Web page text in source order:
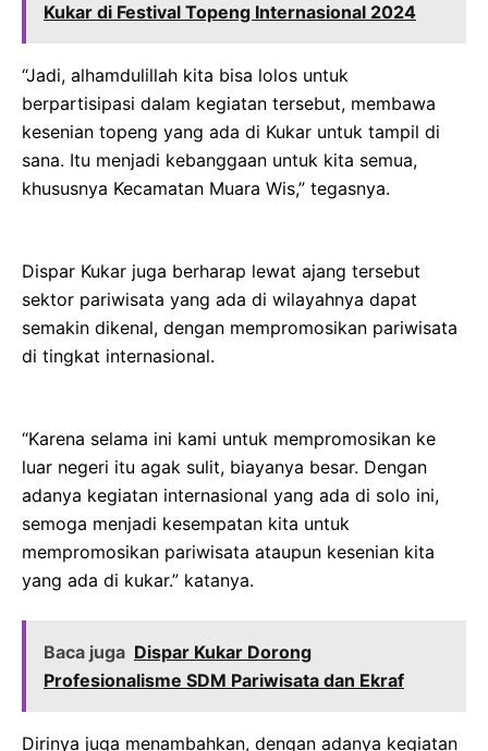
Kukar di Festival Topeng Internasional 2024
“Jadi, alhamdulillah kita bisa lolos untuk
berpartisipasi dalam kegiatan tersebut, membawa
kesenian topeng yang ada di Kukar untuk tampil di
sana. Itu menjadi kebanggaan untuk kita semua,
khususnya Kecamatan Muara Wis,” tegasnya.
Dispar Kukar juga berharap lewat ajang tersebut
sektor pariwisata yang ada di wilayahnya dapat
semakin dikenal, dengan mempromosikan pariwisata
di tingkat internasional.
“Karena selama ini kami untuk mempromosikan ke
luar negeri itu agak sulit, biayanya besar. Dengan
adanya kegiatan internasional yang ada di solo ini,
semoga menjadi kesempatan kita untuk
mempromosikan pariwisata ataupun kesenian kita
yang ada di kukar.” katanya.
Baca juga Dispar Kukar Dorong
Profesionalisme SDM Pariwisata dan Ekraf
Dirinya juga menambahkan, dengan adanya kegiatan